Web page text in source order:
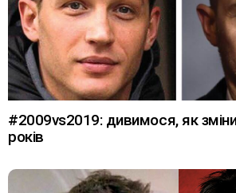
#2009vs2019: дивимося, як
років